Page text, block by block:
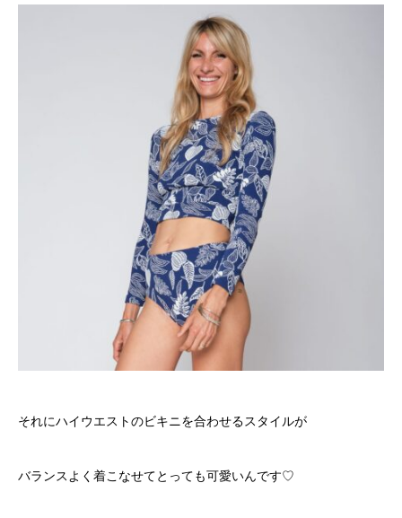
それにハイウエストのビキニを合わせるスタイルが
バランスよく着こなせてとっても可愛いんです♡